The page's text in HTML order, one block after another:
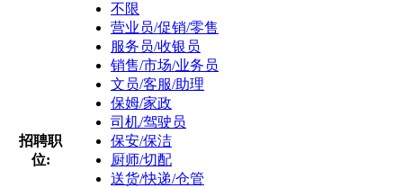
招聘职
位:
不限
营业员/促销/零售
服务员/收银员
销售/市场/业务员
文员/客服/助理
保姆/家政
司机/驾驶员
保安/保洁
厨师/切配
送货/快递/仓管